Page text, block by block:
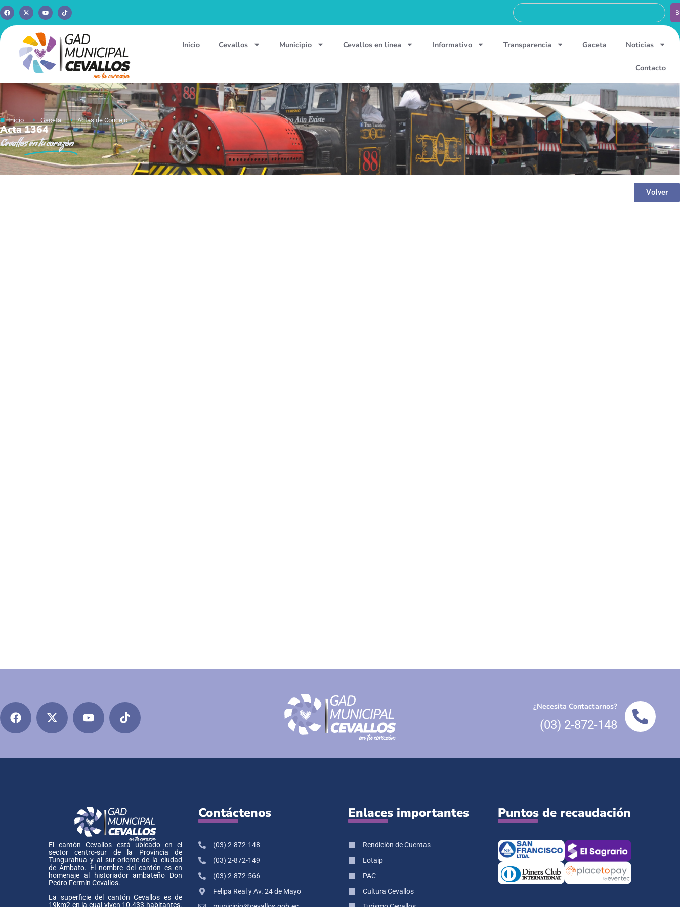
Inicio Cevallos Municipio Cevallos en línea Informativo Transparencia Gaceta Noticias
Contacto
Inicio Gaceta Actas de Concejo
Acta 1364
Cevallosen tu corazón
Volver
¿Necesita Contactarnos?
(03) 2-872-148
El cantón Cevallos está ubicado en el
sector centro-sur de la Provincia de
Tungurahua y al sur-oriente de la ciudad
de Ambato. El nombre del cantón es en
homenaje al historiador ambateño Don
Pedro Fermín Cevallos.
La superficie del cantón Cevallos es de
Contáctenos
(03) 2-872-148
(03) 2-872-149
(03) 2-872-566
Felipa Real y Av. 24 de Mayo
Enlaces importantes
Rendición de Cuentas
Lotaip
PAC
Cultura Cevallos
Puntos de recaudación